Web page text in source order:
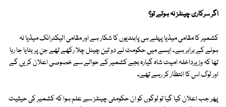
اگر سرکاری چینلز نہ ہوتے تو؟
کشمیر کا مقامی میڈیا پہلے ہی پابندیوں کا شکار ہے اور مقامی الیکٹرانک میڈیا نہ
ہونے کے برابر ہے۔ ایسے میں حکومت نے دو تین چینل چلا رکھے تھے جن پر بتایا جا رہا
تھا کہ وزیرداخلہ امیت شاہ گیارہ بجے کشمیر کے حوالے سے خصوصی اعلان کریں گے
اور لوگ اس کا انتظار کر رہے تھے۔
پھر جب اعلان کیا گیا تو لوگوں کو ان حکومتی چینلز سے علم ہوا کہ کشمیر کی حیثیت